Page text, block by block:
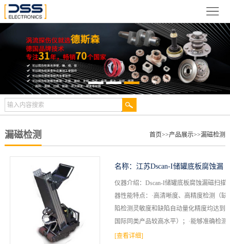
斯
森
动
态
品
展
检
测
合
漏磁检测 首页>>产品展示>>漏磁检测
名称： 江苏Dscan-I储罐底板腐蚀漏
磁扫描器
仪器介绍：Dscan-I储罐底板腐蚀漏磁扫描
器性能特点：·高清晰度、高精度检测（缺
陷检测灵敏度和缺陷自动量化精度均达到
国际同类产品较高水平）；·能够准确检测
出储罐底板上、下表面的各种腐蚀缺陷；·
[查看详细]